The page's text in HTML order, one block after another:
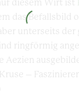
diesem Wirt ist
das Befallsbild
unterseits der
ringförmig
Aezien
–